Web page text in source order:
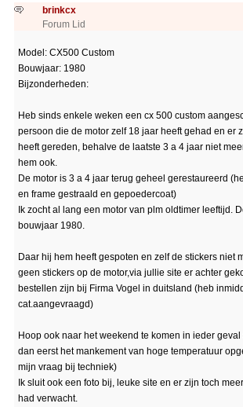
brinkcx
Forum Lid
Model: CX500 Custom
Bouwjaar: 1980
Bijzonderheden:
Heb sinds enkele weken een cx 500 custom
persoon die de motor zelf 18 jaar heeft gehad en er
heeft gereden, behalve de laatste 3 a 4 jaar niet
hem ook.
De motor is 3 a 4 jaar terug geheel gerestaureerd
en frame gestraald en gepoedercoat)
Ik zocht al lang een motor van plm oldtimer leeftijd.
bouwjaar 1980.
Daar hij hem heeft gespoten en zelf de stickers niet
geen stickers op de motor,via jullie site er achter
bestellen zijn bij Firma Vogel in duitsland (heb
cat.aangevraagd)
Hoop ook naar het weekend te komen in ieder
dan eerst het mankement van hoge temperatuur
mijn vraag bij techniek)
Ik sluit ook een foto bij, leuke site en er zijn toch
had verwacht.